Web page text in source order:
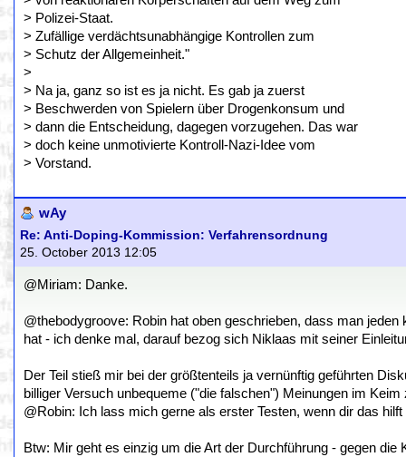
> Polizei-Staat.
> Zufällige verdächtsunabhängige Kontrollen zum
> Schutz der Allgemeinheit."
>
> Na ja, ganz so ist es ja nicht. Es gab ja zuerst
> Beschwerden von Spielern über Drogenkonsum und
> dann die Entscheidung, dagegen vorzugehen. Das war
> doch keine unmotivierte Kontroll-Nazi-Idee vom
> Vorstand.
wAy
Re: Anti-Doping-Kommission: Verfahrensordnung
25. October 2013 12:05
@Miriam: Danke.
@thebodygroove: Robin hat oben geschrieben, dass man
hat - ich denke mal, darauf bezog sich Niklaas mit seiner
Der Teil stieß mir bei der größtenteils ja vernünftig geführten
billiger Versuch unbequeme ("die falschen") Meinungen im
@Robin: Ich lass mich gerne als erster Testen, wenn dir das
Btw: Mir geht es einzig um die Art der Durchführung - gegen die